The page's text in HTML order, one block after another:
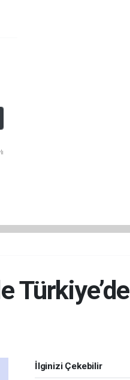
Türkiye’de
İlginizi Çekebilir